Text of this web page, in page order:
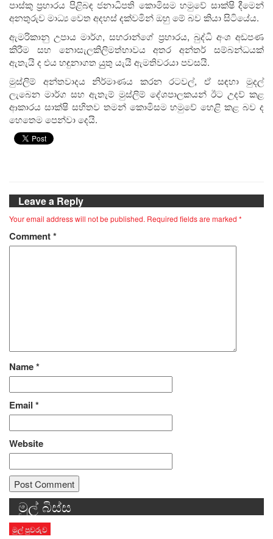
පාස්කු ප්‍රහාරය පිළිබඳ ජනාධිපති කොමිසම හමුවේ සාක්ෂි දීමෙන්
අනතුරුව මාධ්‍ය වෙත අදහස් දක්වමින් ඔහු මේ බව කියා සිටියේය.
ඇමරිකානු උපාය මාර්ග, සහරාන්ගේ ප්‍රහාරය, බුද්ධි අංශ අඩපණ
කිරීම සහ නොසැලකිලිමත්භාවය අතර අන්තර් සම්බන්ධයක්
ඇතැයි ද එය හඳුනාගත යුුතු යැයි ඇමතිවරයා පවසයි.
මුස්ලිම් අන්තවාදය නිර්මාණය කරන රටවල්, ඒ සඳහා මුදල්
ලැබෙන මාර්ග සහ ඇතැම් මුස්ලිම් දේශපාලකයන් ඊට උදව් කළ
ආකාරය සාක්ෂි සහිතව තමන් කොමිසම හමුවේ හෙළි කළ බව ද
හෙතෙම පෙන්වා දෙයි.
Leave a Reply
Your email address will not be published. Required fields are marked *
Comment*
Name*
Email *
Website
Alternative:
මුල් බිස්ස
මුල් පුවරුව